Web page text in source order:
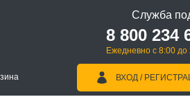
Служба
8 800 234
Ежедневно с 8:00
ВХОД /